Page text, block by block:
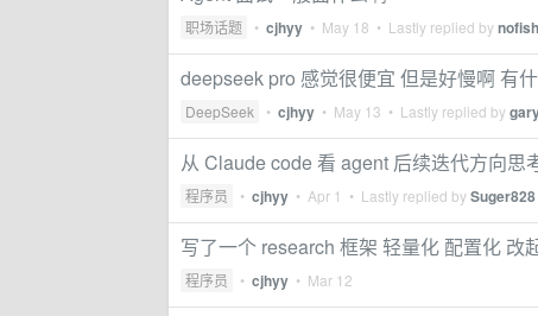
职场话题 • cjhyy • May 18 • Lastly replied by
deepseek pro 感觉很便宜 但是好慢啊 有
DeepSeek • cjhyy • May 13 • Lastly replied by
从 Claude code 看 agent 后续迭代方向思
程序员 • cjhyy • Apr 1 • Lastly replied bySuger828
写了一个 research 框架 轻量化 配置化 改
程序员 • cjhyy • Mar 12